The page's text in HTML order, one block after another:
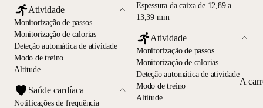
A
Atividade
Monitorização de passos
Monitorização de calorias
Deteção automática de atividade
Modo de treino
Altitude
Saúde cardíaca
Notificações de frequência
Espessura da caixa de 12,89 a
13,39 mm
Atividade
Monitorização de passos
Monitorização de calorias
Deteção automática de atividade
Modo de treino
Altitude